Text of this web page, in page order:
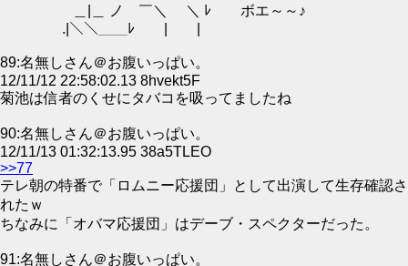
＿|＿ ノ ￣＼ ＼ ﾚ ボエ～～♪
.|＼＼＿＿ﾚ | |
89:名無しさん＠お腹いっぱい。
12/11/12 22:58:02.13 8hvekt5F
菊池は信者のくせにタバコを吸ってましたね
90:名無しさん＠お腹いっぱい。
12/11/13 01:32:13.95 38a5TLEO
>>77
テレ朝の特番で「ロムニー応援団」として出演して生存確認さ
れたｗ
ちなみに「オバマ応援団」はデーブ・スペクターだった。
91:名無しさん＠お腹いっぱい。